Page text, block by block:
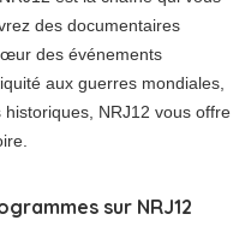
des documentaires
des événements
aux guerres mondiales,
NRJ12 vous offre
sur NRJ12